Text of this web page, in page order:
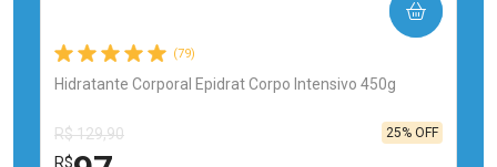
(79)
Hidratante Corporal Epidrat Corpo Intensivo 450g
R$ 129,90
R$
25% OFF
COMPRAR